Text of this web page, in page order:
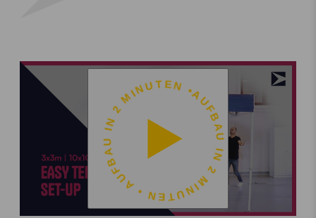
AUFBAU IN 2 MINUTEN • AUFBAU IN 2 MINUTEN •